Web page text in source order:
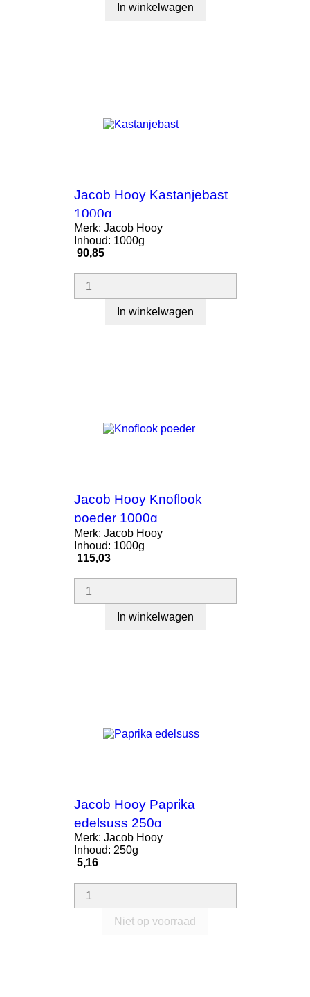
In winkelwagen
Jacob Hooy Kastanjebast
1000g
Merk: Jacob Hooy
Inhoud: 1000g
Prijs
90,85
In winkelwagen
Jacob Hooy Knoflook
poeder 1000g
Merk: Jacob Hooy
Inhoud: 1000g
Prijs
115,03
In winkelwagen
Jacob Hooy Paprika
edelsuss 250g
Merk: Jacob Hooy
Inhoud: 250g
Prijs
5,16
Niet op voorraad